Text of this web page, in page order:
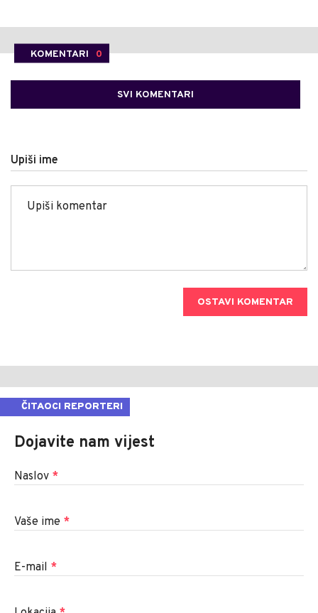
KOMENTARI 0
SVI KOMENTARI
Upiši ime
OSTAVI KOMENTAR
ČITAOCI REPORTERI
Dojavite nam vijest
Naslov *
Vaše ime *
E-mail *